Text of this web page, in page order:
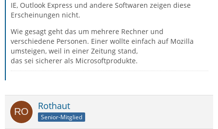
IE, Outlook Express und andere Softwaren zeigen diese
Erscheinungen nicht.
Wie gesagt geht das um mehrere Rechner und
verschiedene Personen. Einer wollte einfach auf Mozilla
umsteigen, weil in einer Zeitung stand,
das sei sicherer als Microsoftprodukte.
Rothaut
Senior-Mitglied